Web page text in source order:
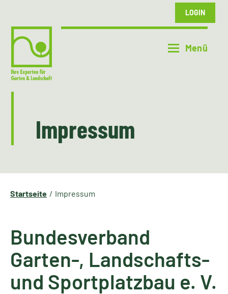
LOGIN
Impressum
Startseite Impressum
Bundesverband
Garten-, Landschafts-
und Sportplatzbau e. V.